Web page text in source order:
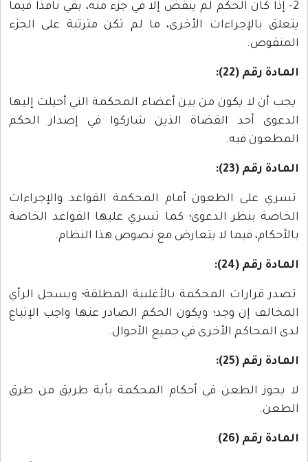
2- إذا كان الحكم لم ينقض إلا في جزء منه، بقي نافذاً فيما
يتعلق بالإجراءات الأخرى، ما لم تكن مترتبة على الجزء
المنقوص.
المادة رقم (22):
يجب أن لا يكون من بين أعضاء المحكمة التي أحيلت إليها
الدعوى أحد القضاة الذين شاركوا في إصدار الحكم
المطعون فيه.
المادة رقم (23):
تسري على الطعون أمام المحكمة القواعد والإجراءات
الخاصة بنظر الدعوى؛ كما تسري عليها القواعد الخاصة
بالأحكام، فيما لا يتعارض مع نصوص هذا النظام.
المادة رقم (24):
تصدر قرارات المحكمة بالأغلبية المطلقة؛ ويسجل الرأي
المخالف إن وجد؛ ويكون الحكم الصادر عنها واجب الإتباع
لدى المحاكم الأخرى في جميع الأحوال.
المادة رقم (25):
لا يجوز الطعن في أحكام المحكمة بأية طريق من طرق
الطعن.
المادة رقم (26) :